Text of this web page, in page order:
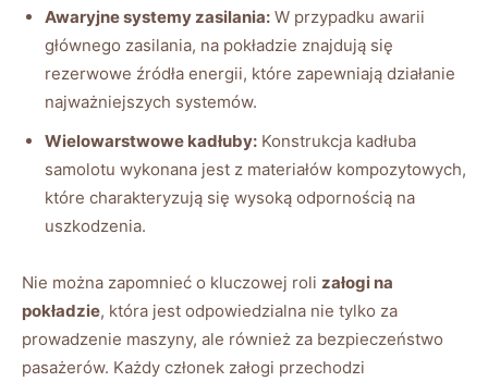
Awaryjne systemy zasilania: W przypadku awarii
głównego zasilania, na pokładzie znajdują się
rezerwowe źródła energii, które zapewniają działanie
najważniejszych systemów.
Wielowarstwowe kadłuby: Konstrukcja kadłuba
samolotu wykonana jest z materiałów kompozytowych,
które charakteryzują się wysoką odpornością na
uszkodzenia.
Nie można zapomnieć o kluczowej roli załogi na
pokładzie, która jest odpowiedzialna nie tylko za
prowadzenie maszyny, ale również za bezpieczeństwo
pasażerów. Każdy członek załogi przechodzi